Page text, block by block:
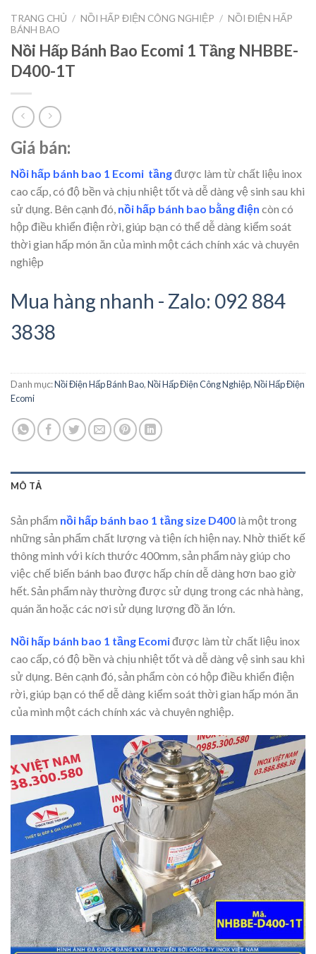
TRANG CHỦ / NỒI HẤP ĐIỆN CÔNG NGHIỆP / NỒI ĐIỆN HẤP
BÁNH BAO
Nồi Hấp Bánh Bao Ecomi 1 Tầng NHBBE-
D400-1T
Giá bán:
Nồi hấp bánh bao 1 Ecomi tầngđược làm từ chất liệu inox
cao cấp, có độ bền và chịu nhiệt tốt và dễ dàng vệ sinh sau khi
sử dụng. Bên cạnh đó, nồi hấp bánh bao bằng điện còn có
hộp điều khiển điện rời, giúp bạn có thể dễ dàng kiểm soát
thời gian hấp món ăn của mình một cách chính xác và chuyên
nghiệp
Mua hàng nhanh - Zalo: 092 884
3838
Danh mục:Nồi Điện Hấp Bánh Bao,Nồi Hấp Điện Công Nghiệp,Nồi Hấp Điện
Ecomi
MÔ TẢ
Sản phẩm nồi hấp bánh bao 1 tầng size D400 là một trong
những sản phẩm chất lượng và tiện ích hiện nay. Nhờ thiết kế
thông minh với kích thước 400mm, sản phẩm này giúp cho
việc chế biến bánh bao được hấp chín dễ dàng hơn bao giờ
hết. Sản phẩm này thường được sử dụng trong các nhà hàng,
quán ăn hoặc các nơi sử dụng lượng đồ ăn lớn.
Nồi hấp bánh bao 1 tầng Ecomiđược làm từ chất liệu inox
cao cấp, có độ bền và chịu nhiệt tốt và dễ dàng vệ sinh sau khi
sử dụng. Bên cạnh đó, sản phẩm còn có hộp điều khiển điện
rời, giúp bạn có thể dễ dàng kiểm soát thời gian hấp món ăn
của mình một cách chính xác và chuyên nghiệp.